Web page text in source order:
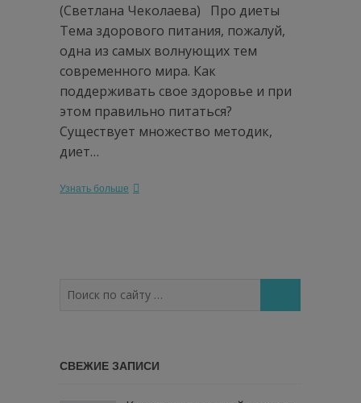
(Светлана Чеколаева) Про диеты
Тема здорового питания, пожалуй,
одна из самых волнующих тем
современного мира. Как
поддерживать свое здоровье и при
этом правильно питаться?
Существует множество методик,
диет…
Узнать больше
по
СВЕЖИЕ ЗАПИСИ